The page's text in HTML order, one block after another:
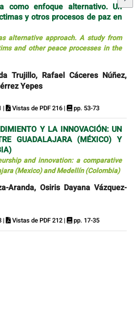
como enfoque alternativo. Un
y otros procesos de paz en
alternative approach. A study from
and other peace processes in the
Trujillo, Rafael Cáceres Núñez,
Yepes
| Vistas de PDF 216 | pp. 53-73
Y LA INNOVACIÓN: UN
GUADALAJARA (MÉXICO) Y
and innovation: a comparative
(Mexico) and Medellín (Colombia)
Aranda, Osiris Dayana Vázquez-
| Vistas de PDF 212 | pp. 17-35